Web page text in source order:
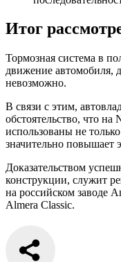
Итог
Тормозная система в
движение автомобиля,
невозможно.
В связи с этим,
обстоятельство, что
использованы не
значительно повышает
Доказательством
конструкции, служит
на российском заводе
Almera Classic.